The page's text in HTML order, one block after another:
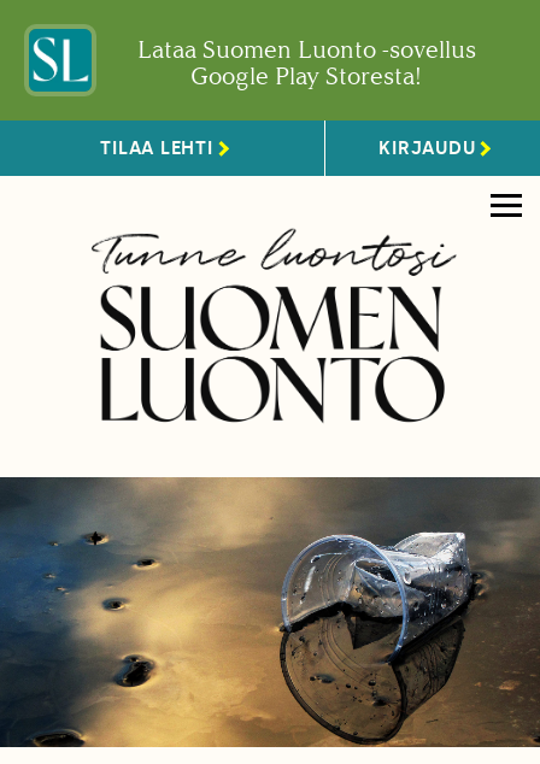
Lataa Suomen Luonto -sovellus
Google Play Storesta!
TILAA LEHTI KIRJAUDU